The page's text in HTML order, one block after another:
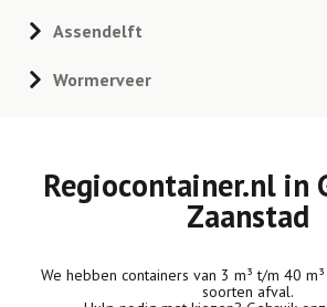
Assendelft
Wormerveer
Regiocontainer.nl in
Zaanstad
We hebben containers van 3 m³ t/m 40
soorten afval.